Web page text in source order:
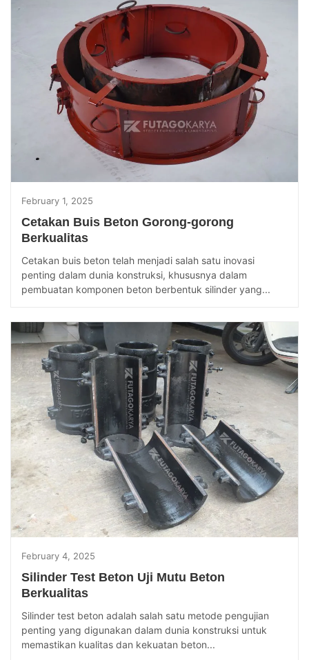
February 1, 2025
Cetakan Buis Beton Gorong-gorong
Berkualitas
Cetakan buis beton telah menjadi salah satu inovasi
penting dalam dunia konstruksi, khususnya dalam
pembuatan komponen beton berbentuk silinder yang...
February 4, 2025
Silinder Test Beton Uji Mutu Beton
Berkualitas
Silinder test beton adalah salah satu metode pengujian
penting yang digunakan dalam dunia konstruksi untuk
memastikan kualitas dan kekuatan beton...